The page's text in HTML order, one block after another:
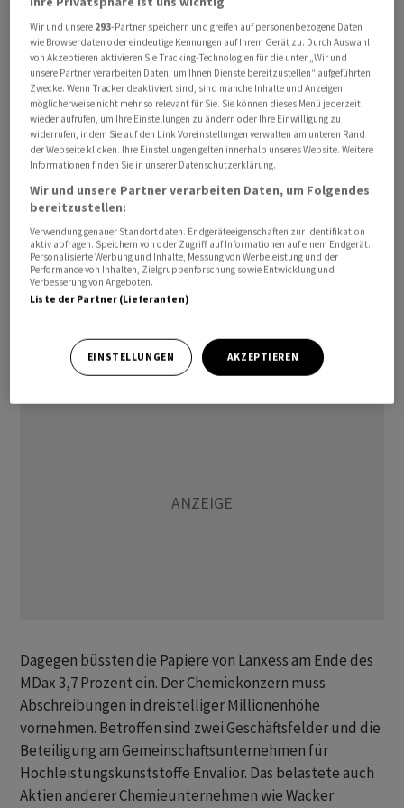
Der MDax der mittelgrossen Börsentitel gab um 0,4
Prozent auf 25 860 Punkte nach. Der Eurozone-Leitindex
EuroStoxx 50 lag mit 0,2 Prozent moderat im Minus.
«Rücksetzer werden zum Einstieg genutzt, was darauf
schliessen lässt, dass Marktteilnehmer wenig Sorge vor
einer bevorstehenden Konsolidierung oder Korrektur
haben», merkte die Landesbank Helaba zur Aktien-Rally
an. «Sie wollen vielmehr die Chance auf weitere
Kursgewinne nicht verpassen».
An die Spitze des Dax setzten sich Mercedes -Benz mit
plus 1,4 Prozent. Die US-Bank Jefferies riet zum Kauf
und reichlich Liquidität im Autokonzern.
Dagegen büssten die Papiere von Lanxess am Ende des
MDax 3,7 Prozent ein. Der Chemiekonzern muss
Abschreibungen in dreistelliger Millionenhöhe
vornehmen. Betroffen sind zwei Geschäftsfelder und die
Beteiligung am Gemeinschaftsunternehmen für
Hochleistungskunststoffe Envalior. Das belastete auch
Aktien anderer Chemieunternehmen wie Wacker
Wir und unsere 293-Partner speichern und greifen auf personenbezogene Daten
wie Browserdaten oder eindeutige Kennungen auf Ihrem Gerät zu. Durch Auswahl
von Akzeptieren aktivieren Sie Tracking-Technologien für die unter „Wir und
unsere Partner verarbeiten Daten, um Ihnen Dienste bereitzustellen“ aufgeführten
Zwecke. Wenn Tracker deaktiviert sind, sind manche Inhalte und Anzeigen
möglicherweise nicht mehr so relevant für Sie. Sie können dieses Menü jederzeit
wieder aufrufen, um Ihre Einstellungen zu ändern oder Ihre Einwilligung zu
widerrufen, indem Sie auf den Link Voreinstellungen verwalten am unteren Rand
der Webseite klicken. Ihre Einstellungen gelten innerhalb unseres Website. Weitere
Informationen finden Sie in unserer Datenschutzerklärung.
Wir und unsere Partner verarbeiten Daten, um Folgendes
bereitzustellen:
Verwendung genauer Standortdaten. Endgeräteeigenschaften zur Identifikation
aktiv abfragen. Speichern von oder Zugriff auf Informationen auf einem Endgerät.
Personalisierte Werbung und Inhalte, Messung von Werbeleistung und der
Performance von Inhalten, Zielgruppenforschung sowie Entwicklung und
Verbesserung von Angeboten.
Liste der Partner (Lieferanten)
EINSTELLUNGEN AKZEPTIEREN